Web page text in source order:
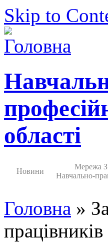
Skip to
області
Новини
Мережа
Навчально-
Головна »